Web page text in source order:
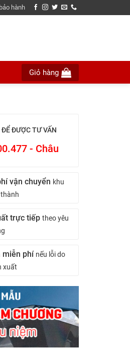
hành
Giỏ hàng
ĐỂ ĐƯỢC TƯ VẤN
- Châu
vận chuyển khu
trực tiếptheo yêu
miễn phí nếu lỗi do
xuất